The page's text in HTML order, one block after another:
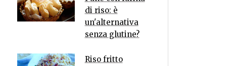
di riso: è
un'alternativa
senza glutine?
Riso fritto